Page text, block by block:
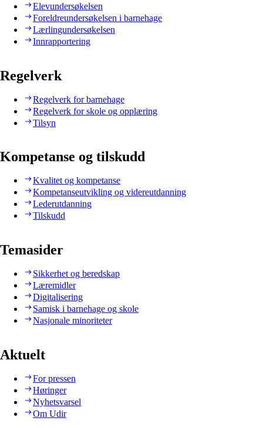
Elevundersøkelsen
Foreldreundersøkelsen i barnehage
Lærlingundersøkelsen
Innrapportering
Regelverk
Regelverk for barnehage
Regelverk for skole og opplæring
Tilsyn
Kompetanse og tilskudd
Kvalitet og kompetanse
Kompetanseutvikling og videreutdanning
Lederutdanning
Tilskudd
Temasider
Sikkerhet og beredskap
Læremidler
Digitalisering
Samisk i barnehage og skole
Nasjonale minoriteter
Aktuelt
For pressen
Høringer
Nyhetsvarsel
Om Udir